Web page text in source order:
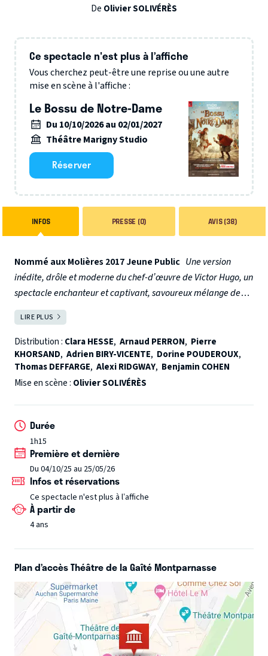
De Olivier SOLIVÉRÈS
Ce spectacle n'est plus à l’affiche
Vous cherchez peut-être une reprise ou une autre
mise en scène à l'affiche :
Le Bossu de Notre-Dame
Du 10/10/2026 au 02/01/2027
Théâtre Marigny Studio
Réserver
INFOS PRESSE (0) AVIS (38)
Nommé aux Molières 2017 Jeune Public Une version
inédite, drôle et moderne du chef-d’œuvre de Victor Hugo, un
spectacle enchanteur et captivant, savoureux mélange de
théâtre, de commedia dell'arte et de comédie musicale.
Après le succès de la comédie Ados, Olivier Solivérès,
auteur et metteur en scène, nous plonge cette fois-ci en
plein milieu du XVème siècle dans des décors somptueux,
pour une version originale, drôle et poétique du chef
d’œuvre de Victor Hugo. Duels, poursuites, intrigues : une
poésie et d'humour, qui ravira petits et grands.
vous ?Après quatre années de triomphe au Théâtre de la
Gaîté puis au Théâtre Antoine, découvrez ou redécouvrez
ce spectacle déjà culte.
LIRE PLUS
Distribution : Clara HESSE, Arnaud PERRON, Pierre
KHORSAND, Adrien BIRY-VICENTE, Dorine POUDEROUX,
Thomas DEFFARGE, Alexi RIDGWAY, Benjamin COHEN
Mise en scène : Olivier SOLIVÉRÈS
Durée
1h15
Première et dernière
Du 04/10/25 au 25/05/26
Infos et réservations
Ce spectacle n'est plus à l’affiche
À partir de
4 ans
Plan d’accès Théâtre de la Gaîté Montparnasse